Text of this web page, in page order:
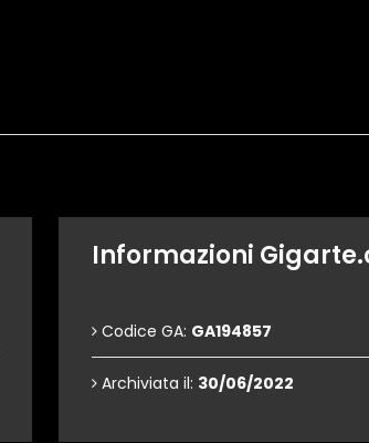
Informazioni
Codice GA: GA194857
Archiviata il: 30/06/2022